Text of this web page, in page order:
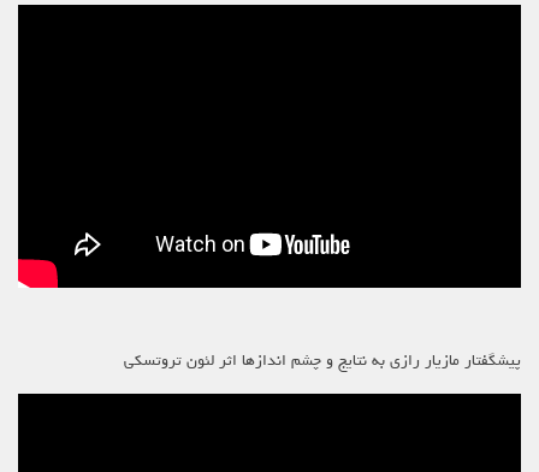
پیشگفتار مازیار رازی به نتایج و چشم اندازها اثر لئون تروتسکی